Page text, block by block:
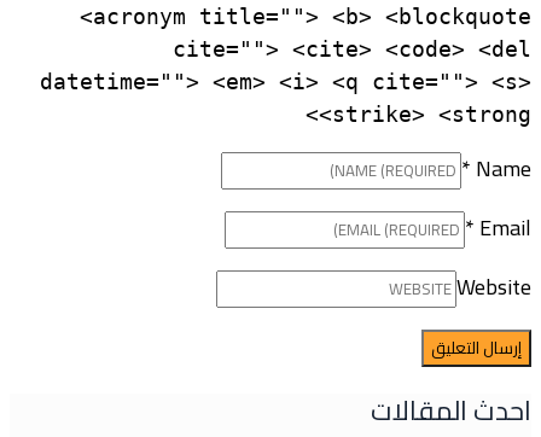
<acronym title=""> <b> <blockquote
cite=""> <cite> <code> <del
datetime=""> <em> <i> <q cite=""> <s>
<strike> <strong>
Name
*
Email
*
Website
احدث المقالات